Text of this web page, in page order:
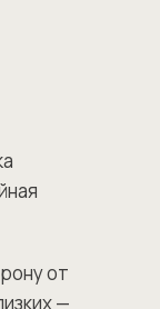
от
—